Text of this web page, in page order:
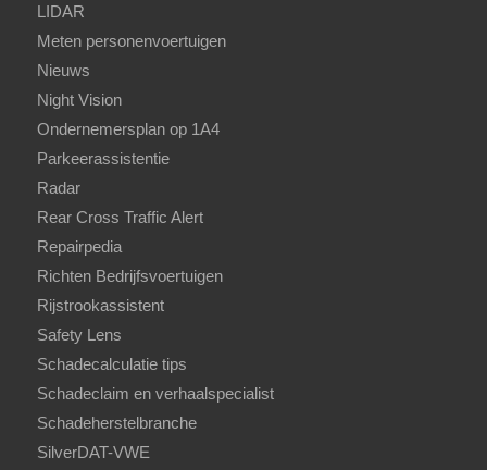
LIDAR
Meten personenvoertuigen
Nieuws
Night Vision
Ondernemersplan op 1A4
Parkeerassistentie
Radar
Rear Cross Traffic Alert
Repairpedia
Richten Bedrijfsvoertuigen
Rijstrookassistent
Safety Lens
Schadecalculatie tips
Schadeclaim en verhaalspecialist
Schadeherstelbranche
SilverDAT-VWE